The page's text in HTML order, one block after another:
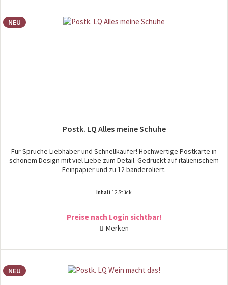
NEU
Postk. LQ Alles meine Schuhe
Für Sprüche Liebhaber und Schnellkäufer! Hochwertige Postkarte in
schönem Design mit viel Liebe zum Detail. Gedruckt auf italienischem
Feinpapier und zu 12 banderoliert.
Inhalt 12 Stück
Preise nach Login sichtbar!
Merken
NEU